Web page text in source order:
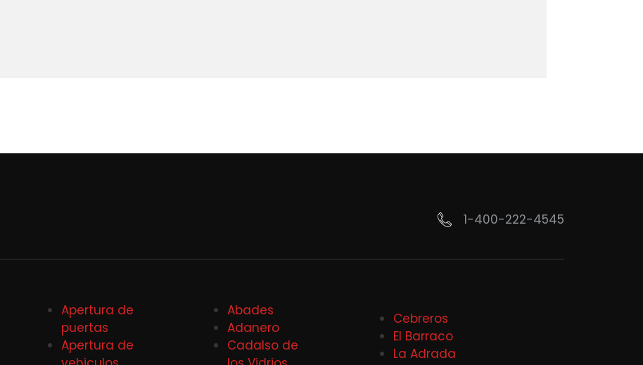
1-400-222-4545
Apertura de
puertas
Apertura de
Abades
Adanero
Cadalso de
Cebreros
El Barraco
La Adrada